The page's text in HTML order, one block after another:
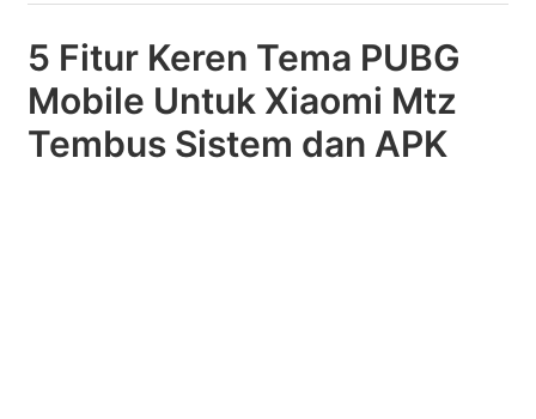
5 Fitur Keren Tema PUBG
Mobile Untuk Xiaomi Mtz
Tembus Sistem dan APK